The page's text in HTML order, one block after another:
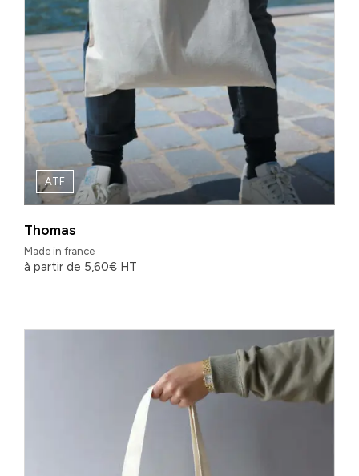
ATF
Thomas
Made in france
à partir de 5,60€ HT